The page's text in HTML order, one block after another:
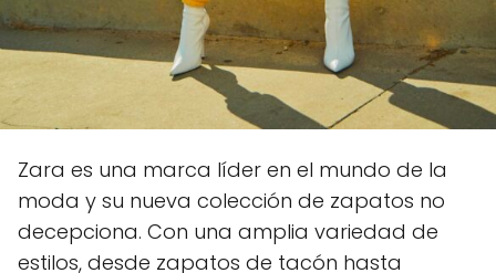
Zara es una marca líder en el mundo de la
moda y su nueva colección de zapatos no
decepciona. Con una amplia variedad de
estilos, desde zapatos de tacón hasta